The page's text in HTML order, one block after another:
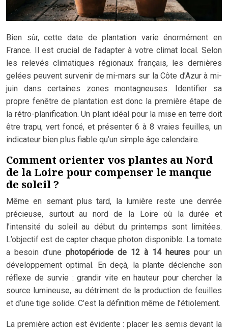
Bien sûr, cette date de plantation varie énormément en
France. Il est crucial de l’adapter à votre climat local. Selon
les relevés climatiques régionaux français, les dernières
gelées peuvent survenir de mi-mars sur la Côte d’Azur à mi-
juin dans certaines zones montagneuses. Identifier sa
propre fenêtre de plantation est donc la première étape de
la rétro-planification. Un plant idéal pour la mise en terre doit
être trapu, vert foncé, et présenter 6 à 8 vraies feuilles, un
indicateur bien plus fiable qu’un simple âge calendaire.
Comment orienter vos plantes au Nord
de la Loire pour compenser le manque
de soleil ?
Même en semant plus tard, la lumière reste une denrée
précieuse, surtout au nord de la Loire où la durée et
l’intensité du soleil au début du printemps sont limitées.
L’objectif est de capter chaque photon disponible. La tomate
a besoin d’une photopériode de 12 à 14 heures pour un
développement optimal. En deçà, la plante déclenche son
réflexe de survie : grandir vite en hauteur pour chercher la
source lumineuse, au détriment de la production de feuilles
et d’une tige solide. C’est la définition même de l’étiolement.
La première action est évidente : placer les semis devant la